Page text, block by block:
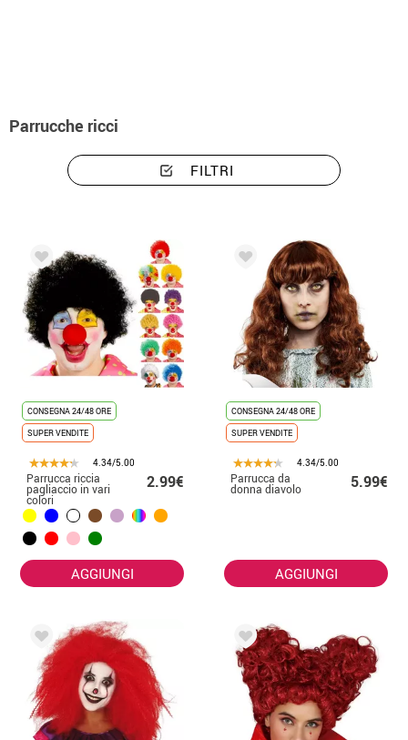
Parrucche ricci
FILTRI
CONSEGNA 24/48 ORE
SUPER VENDITE
4.34/5.00
Parrucca riccia
pagliaccio in vari
colori
2.99€
AGGIUNGI
CONSEGNA 24/48 ORE
SUPER VENDITE
4.34/5.00
Parrucca da
donna diavolo 5.99€
AGGIUNGI